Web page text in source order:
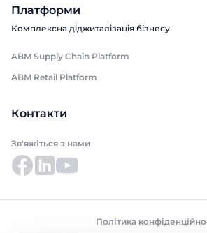
Платформи
Комплексна діджиталізація бізнесу
ABM Supply Chain Platform
ABM Retail Platform
Контакти
Зв'яжіться з нами
Політика